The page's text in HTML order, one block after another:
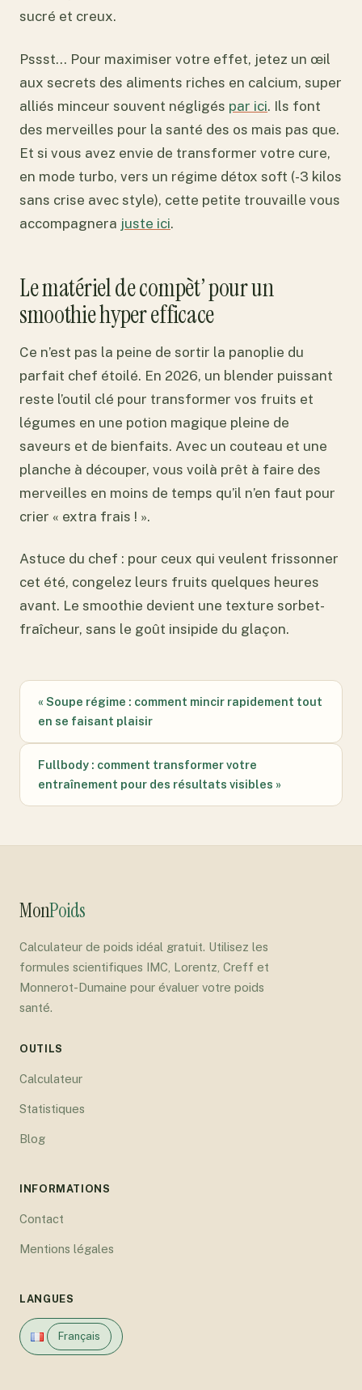
sucré et creux.
Pssst… Pour maximiser votre effet, jetez un œil
aux secrets des aliments riches en calcium, super
alliés minceur souvent négligés par ici. Ils font
des merveilles pour la santé des os mais pas que.
Et si vous avez envie de transformer votre cure,
en mode turbo, vers un régime détox soft (-3 kilos
sans crise avec style), cette petite trouvaille vous
accompagnera juste ici.
Le matériel de compèt’ pour un
smoothie hyper efficace
Ce n’est pas la peine de sortir la panoplie du
parfait chef étoilé. En 2026, un blender puissant
reste l’outil clé pour transformer vos fruits et
légumes en une potion magique pleine de
saveurs et de bienfaits. Avec un couteau et une
planche à découper, vous voilà prêt à faire des
merveilles en moins de temps qu’il n’en faut pour
crier « extra frais ! ».
Astuce du chef : pour ceux qui veulent frissonner
cet été, congelez leurs fruits quelques heures
avant. Le smoothie devient une texture sorbet-
fraîcheur, sans le goût insipide du glaçon.
« Soupe régime : comment mincir rapidement tout
en se faisant plaisir
Fullbody : comment transformer votre
entraînement pour des résultats visibles »
MonPoids
Calculateur de poids idéal gratuit. Utilisez les
formules scientifiques IMC, Lorentz, Creff et
Monnerot-Dumaine pour évaluer votre poids
santé.
OUTILS
Calculateur
Statistiques
Blog
INFORMATIONS
Contact
Mentions légales
LANGUES
Français